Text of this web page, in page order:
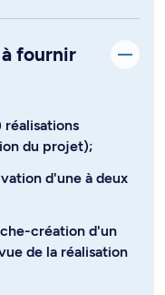
fournir
du projet);
d'une à deux
création d'un
de la réalisation